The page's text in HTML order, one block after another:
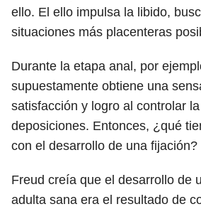
ello. El ello impulsa la libido,
situaciones más placenteras
Durante la etapa anal, por
supuestamente obtiene una
satisfacción y logro al controlar
deposiciones. Entonces, ¿qué
con el desarrollo de una fijación?
Freud creía que el desarrollo de
adulta sana era el resultado de